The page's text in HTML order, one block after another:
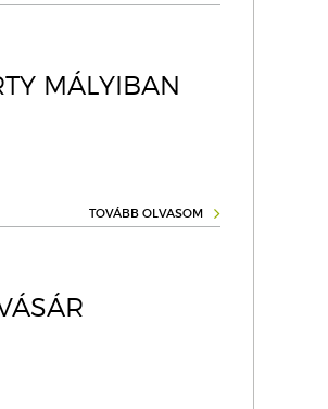
MÁLYIBAN
TOVÁBB OLVASOM